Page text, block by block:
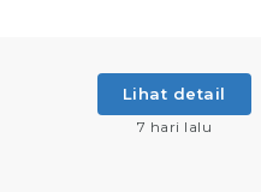
Lihat detail
7 hari lalu